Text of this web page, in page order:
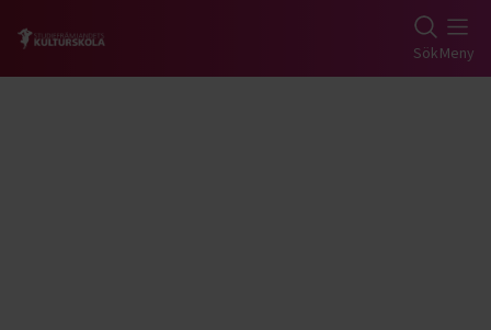
Gå till studiefrämjandets startsida SökMeny